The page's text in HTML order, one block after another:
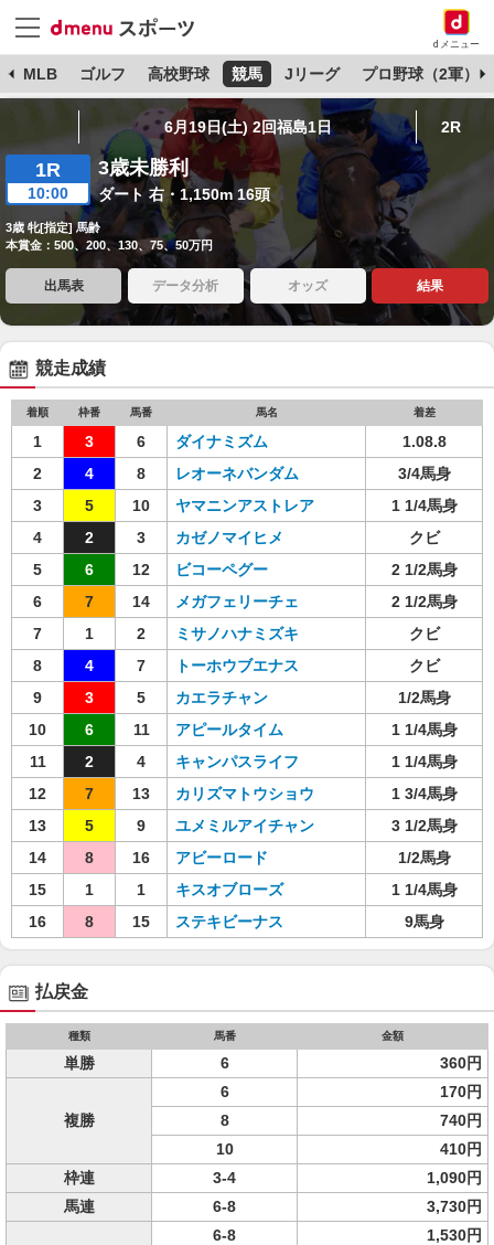
dメニュー
MLB ゴルフ 高校野球 競馬 Jリーグ プロ野球（2軍）
6月19日(土) 2回福島1日 2R
1R
10:00
3歳未勝利
ダート 右・1,150m 16頭
3歳 牝[指定] 馬齢
本賞金：500、200、130、75、50万円
出馬表 データ分析 オッズ 結果
競走成績
着順 枠番 馬番 馬名 着差
1 3 6 ダイナミズム
1.08.8
2
4 8 レオーネバンダム
3/4馬身
3
5 10 ヤマニンアストレア
1 1/4馬身
4
2 3 カゼノマイヒメ
クビ
5
6 12 ビコーペグー
2 1/2馬身
6
7 14 メガフェリーチェ
2 1/2馬身
7
1 2 ミサノハナミズキ
クビ
8
4 7 トーホウブエナス
クビ
9
3 5 カエラチャン
1/2馬身
10
6 11 アピールタイム
1 1/4馬身
11
2 4 キャンパスライフ
1 1/4馬身
12
7 13 カリズマトウショウ
1 3/4馬身
13
5 9 ユメミルアイチャン
3 1/2馬身
14
8 16 アビーロード
1/2馬身
15
1 1 キスオブローズ
1 1/4馬身
16
8 15 ステキビーナス 9馬身
払戻金
種類 馬番 金額
単勝 6 360円
複勝
6
170円
8
740円
10
410円
枠連
3-4
1,090円
馬連
6-8 3,730円
6-8
1,530円